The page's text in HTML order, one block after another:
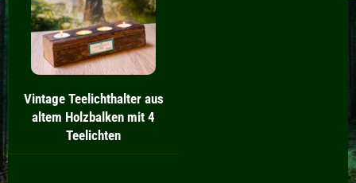
Vintage Teelichthalter aus
altem Holzbalken mit 4
Teelichten